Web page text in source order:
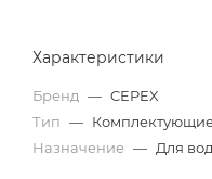
Характеристики
Бренд — CEPEX
Тип —
Назначение — Для